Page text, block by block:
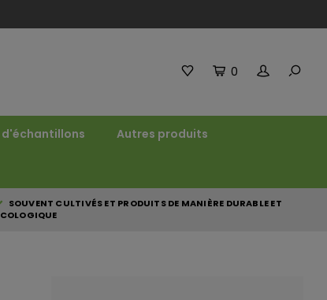
0
d'échantillons Autres produits
SOUVENT CULTIVÉS ET PRODUITS DE MANIÈRE DURABLE ET